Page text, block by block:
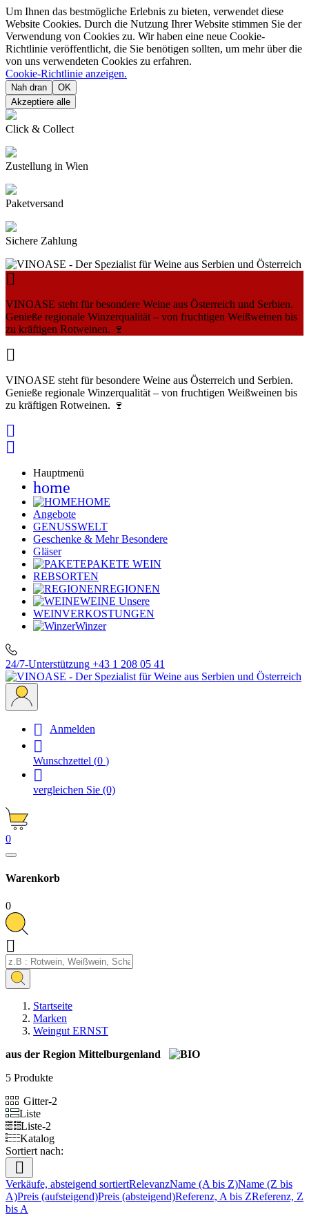
Um Ihnen das bestmögliche Erlebnis zu bieten, verwendet diese
Website Cookies. Durch die Nutzung Ihrer Website stimmen Sie der
Verwendung von Cookies zu. Wir haben eine neue Cookie-
Richtlinie veröffentlicht, die Sie benötigen sollten, um mehr über die
von uns verwendeten Cookies zu erfahren.
Cookie-Richtlinie anzeigen.
Nah dran
OK
Akzeptiere alle
Click & Collect
Zustellung in Wien
Paketversand
Sichere Zahlung

VINOASE steht für besondere Weine aus Österreich und Serbien.
Genieße regionale Winzerqualität – von fruchtigen Weißweinen bis
zu kräftigen Rotweinen. 🍷

VINOASE steht für besondere Weine aus Österreich und Serbien.
Genieße regionale Winzerqualität – von fruchtigen Weißweinen bis
zu kräftigen Rotweinen. 🍷


Hauptmenü
home
HOME
Angebote
GENUSSWELT
Geschenke & MehrBesondere
Gläser
PAKETE WEIN
REBSORTEN
REGIONEN
WEINE Unsere
WEINVERKOSTUNGEN
Winzer
24/7-Unterstützung +43 1 208 05 41
 Anmelden

Wunschzettel (0 )

vergleichen Sie (0)
0
Warenkorb
0

Startseite
Marken
Weingut ERNST
aus der Region Mittelburgenland
5 Produkte
Gitter-2
Liste
Liste-2
Katalog
Sortiert nach:

Verkäufe, absteigend sortiertRelevanzName (A bis Z)Name (Z bis
A)Preis (aufsteigend)Preis (absteigend)Referenz, A bis ZReferenz, Z
bis A